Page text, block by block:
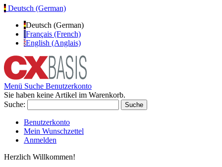
Deutsch (German)
Deutsch (German)
Français (French)
English (Anglais)
Menü Suche Benutzerkonto
Sie haben keine Artikel im Warenkorb.
Suche:
Suche
Benutzerkonto
Mein Wunschzettel
Anmelden
Herzlich Willkommen!